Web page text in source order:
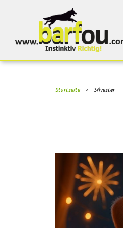
Startseite › Silvester